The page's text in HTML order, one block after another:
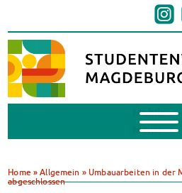
Mobile
Menu
BAföG
Support of Foreign Nationals
Home »Allgemein » Umbauarbeiten in der
abgeschlossen